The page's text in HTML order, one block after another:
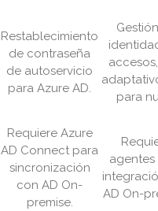
Restablecimiento
de contraseña
de autoservicio
para Azure AD.
para
Requiere Azure
AD Connect para
sincronización
con AD On-
premise.
agentes
AD On-